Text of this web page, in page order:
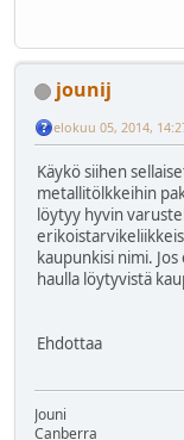
jounij
elokuu 05, 2014,
Käykö siihen
metallitölkkeihin
löytyy hyvin
kaupunkisi nimi.
haulla löytyvistä
Ehdottaa
Jouni
Canberra